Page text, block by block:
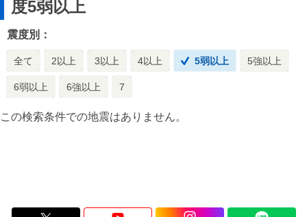
度5弱以上
震度別：
全て 2以上 3以上 4以上 5弱以上 5強以上
6弱以上 6強以上 7
この検索条件での地震はありません。